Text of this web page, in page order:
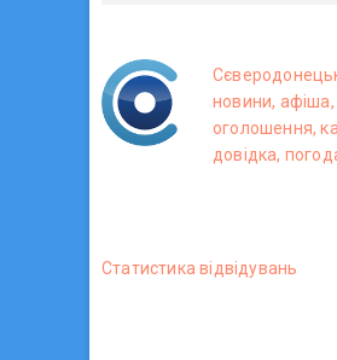
новини, афіша,
оголошення,
довідка,
Статистика вiдвiдувань